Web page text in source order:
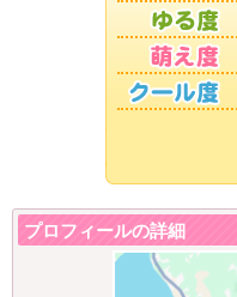
プロフィールの詳細